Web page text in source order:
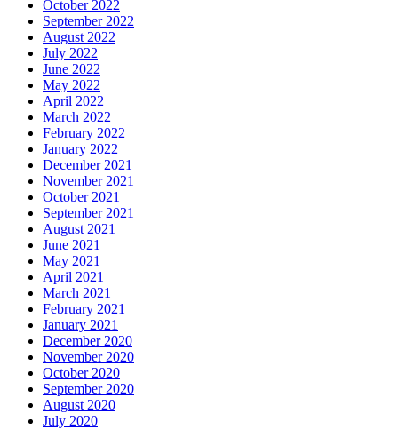
October 2022
September 2022
August 2022
July 2022
June 2022
May 2022
April 2022
March 2022
February 2022
January 2022
December 2021
November 2021
October 2021
September 2021
August 2021
June 2021
May 2021
April 2021
March 2021
February 2021
January 2021
December 2020
November 2020
October 2020
September 2020
August 2020
July 2020